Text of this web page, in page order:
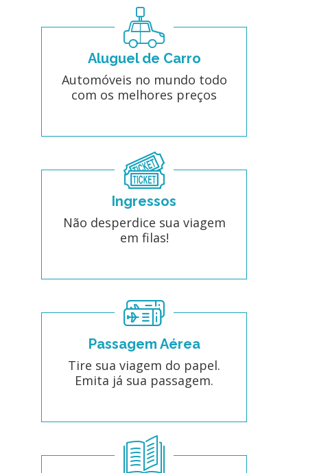
Aluguel de Carro
Automóveis no mundo todo
com os melhores preços
Ingressos
Não desperdice sua viagem
em filas!
Passagem Aérea
Tire sua viagem do papel.
Emita já sua passagem.